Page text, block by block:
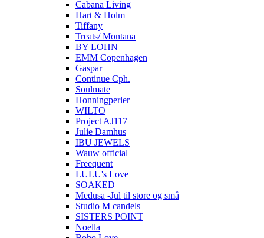
Cabana Living
Hart & Holm
Tiffany
Treats/ Montana
BY LOHN
EMM Copenhagen
Gaspar
Continue Cph.
Soulmate
Honningperler
WILTO
Project AJ117
Julie Damhus
IBU JEWELS
Wauw official
Freequent
LULU's Love
SOAKED
Medusa -Jul til store og små
Studio M candels
SISTERS POINT
Noella